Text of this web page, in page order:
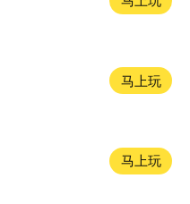
马上玩
马上玩